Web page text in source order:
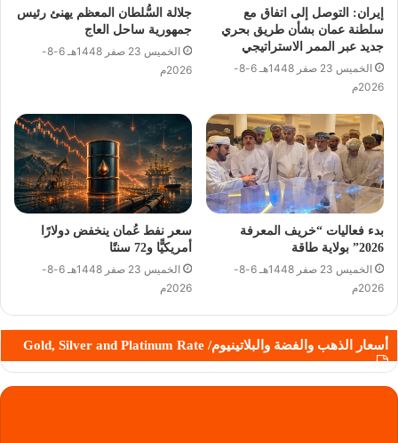
إيران: التوصل إلى اتفاق مع
سلطنة عمان بشأن طريق بحري
جديد عبر الممر الاستراتيجي
الخميس 23 صفر 1448هـ 6-8-
2026م
جلالة السُّلطان المعظم يهنئ رئيس
جمهورية ساحل العاج
الخميس 23 صفر 1448هـ 6-8-
2026م
بدء فعاليات “خريف المعرفة
2026” بولاية طاقة
الخميس 23 صفر 1448هـ 6-8-
2026م
سعر نفط عُمان ينخفض دولارًا
أمريكيًّا و72 سنتًا
الخميس 23 صفر 1448هـ 6-8-
2026م
أسعار الذهب والفضة والبلاتينيوم/ Gold, Silver and Platinum Rate